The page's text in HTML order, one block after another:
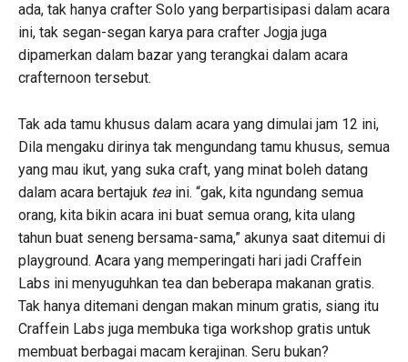
ada, tak hanya crafter Solo yang berpartisipasi dalam acara
ini, tak segan-segan karya para crafter Jogja juga
dipamerkan dalam bazar yang terangkai dalam acara
crafternoon tersebut.
Tak ada tamu khusus dalam acara yang dimulai jam 12 ini,
Dila mengaku dirinya tak mengundang tamu khusus, semua
yang mau ikut, yang suka craft, yang minat boleh datang
dalam acara bertajuk tea ini. “gak, kita ngundang semua
orang, kita bikin acara ini buat semua orang, kita ulang
tahun buat seneng bersama-sama,” akunya saat ditemui di
playground. Acara yang memperingati hari jadi Craffein
Labs ini menyuguhkan tea dan beberapa makanan gratis.
Tak hanya ditemani dengan makan minum gratis, siang itu
Craffein Labs juga membuka tiga workshop gratis untuk
membuat berbagai macam kerajinan. Seru bukan?